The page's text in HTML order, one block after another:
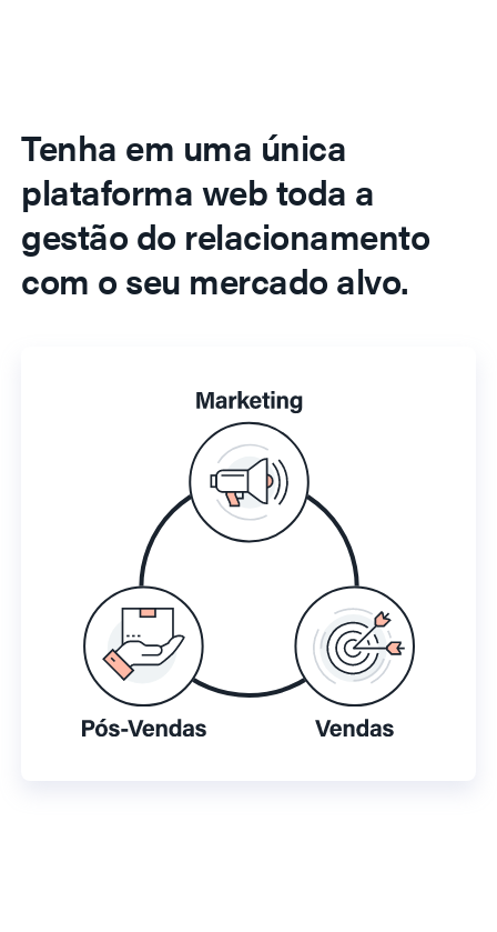
Tenha em uma única
plataforma web toda a
gestão do relacionamento
com o seu mercado alvo.